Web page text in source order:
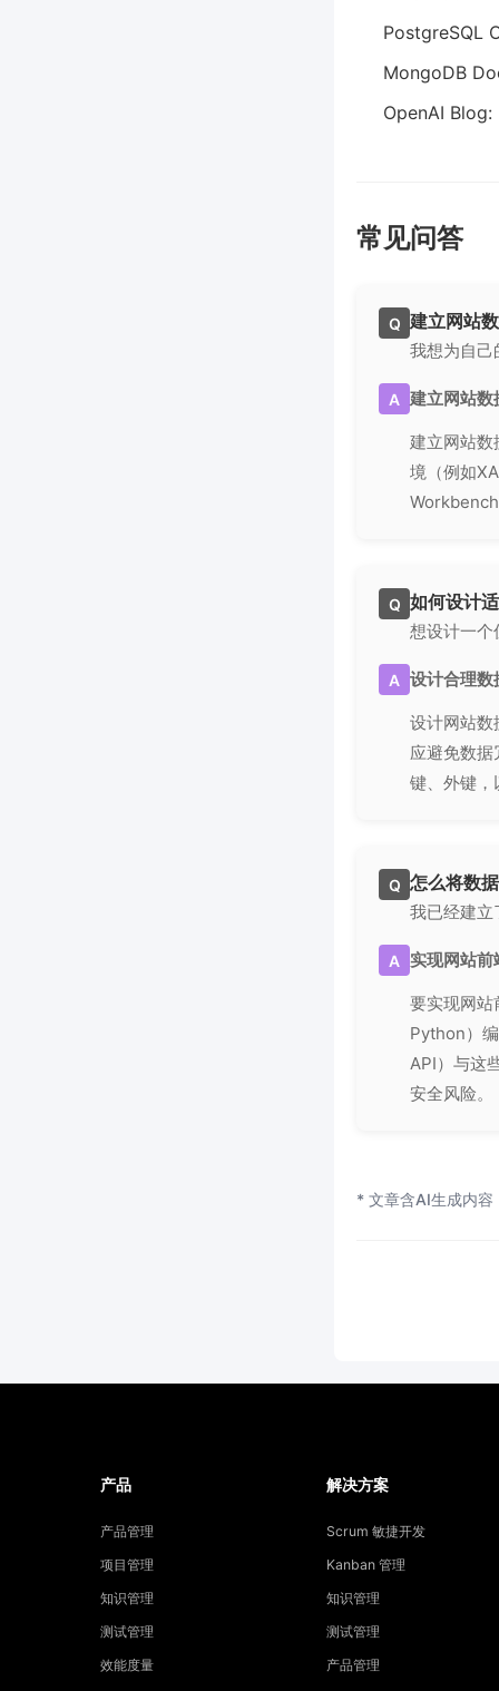
PostgreSQL
MongoDB
OpenAI Blog:
常见问答
Q 建立网站
我想为自己
A 建立网站数
建立网站
境（例如
Q 如何设计
想设计一个
A 设计合理数
设计网站数
应避免数
键、外键，
Q 怎么将数
我已经建立
A 实现网站前
要实现网
Python）
API）与这
安全风险。
* 文章含AI生成内容
产品
产品管理
项目管理
知识管理
测试管理
效能度量
解决方案
Scrum 敏捷开发
Kanban 管理
知识管理
测试管理
产品管理